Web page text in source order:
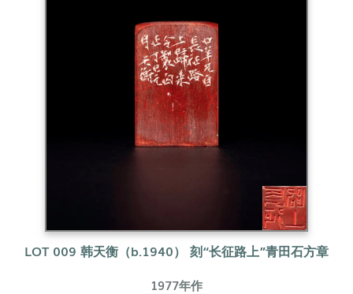
LOT 009 韩天衡（b.1940） 刻“长征路上”青田石方章
1977年作